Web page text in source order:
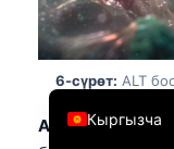
6-сүрөт: ALT
менен бирге
AST/ALT катышы
Кыргызча
English
Deutsch
العربية